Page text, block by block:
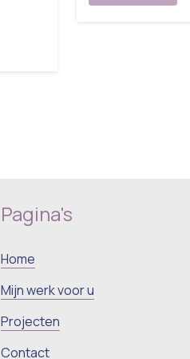
Pagina's
Home
Mijn werk voor u
Projecten
Contact